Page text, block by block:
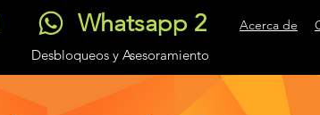
Whatsapp 2 Acerca de
Desbloqueos y Asesoramiento